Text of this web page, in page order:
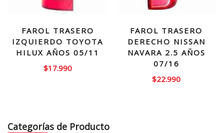
FAROL TRASERO
IZQUIERDO TOYOTA
HILUX AÑOS 05/11
$17.990
FAROL TRASERO
DERECHO NISSAN
NAVARA 2.5 AÑOS
07/16
$22.990
Categorías de Producto